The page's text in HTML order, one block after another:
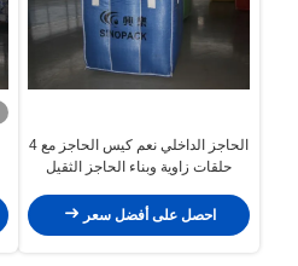
الحاجز الداخلي نعم كيس الحاجز مع 4
حلقات زاوية وبناء الحاجز الثقيل
احصل على أفضل سعر